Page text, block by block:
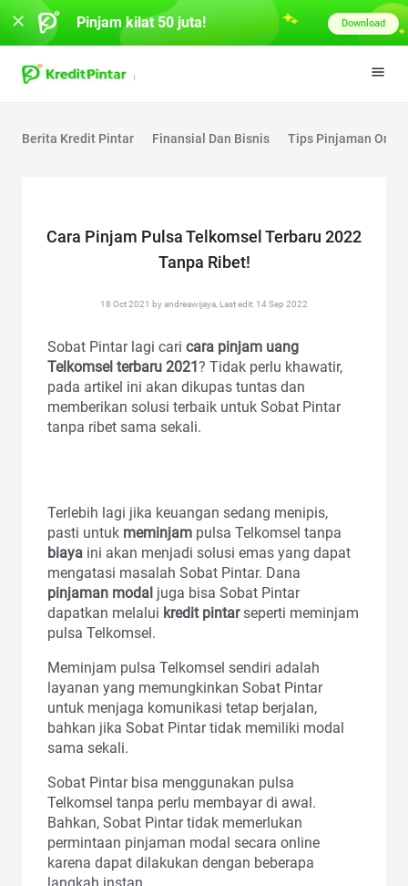
Berita Kredit Pintar Finansial Dan Bisnis Tips Pinjaman
Cara Pinjam Pulsa Telkomsel Terbaru 2022
Tanpa Ribet!
18 Oct 2021 by andreawijaya, Last edit: 14 Sep 2022
Sobat Pintar lagi cari cara pinjam uang
Telkomsel terbaru 2021? Tidak perlu khawatir,
pada artikel ini akan dikupas tuntas dan
memberikan solusi terbaik untuk Sobat Pintar
tanpa ribet sama sekali.
Terlebih lagi jika keuangan sedang menipis,
pasti untuk meminjam pulsa Telkomsel tanpa
biaya ini akan menjadi solusi emas yang dapat
mengatasi masalah Sobat Pintar. Dana
pinjaman modal juga bisa Sobat Pintar
dapatkan melalui kredit pintarseperti meminjam
pulsa Telkomsel.
Meminjam pulsa Telkomsel sendiri adalah
layanan yang memungkinkan Sobat Pintar
untuk menjaga komunikasi tetap berjalan,
bahkan jika Sobat Pintar tidak memiliki modal
sama sekali.
Sobat Pintar bisa menggunakan pulsa
Telkomsel tanpa perlu membayar di awal.
Bahkan, Sobat Pintar tidak memerlukan
permintaan pinjaman modal secara online
karena dapat dilakukan dengan beberapa
Pinjam kilat 50 juta! Download